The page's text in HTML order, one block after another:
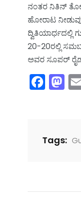
ನಂತರ ನಿತಿನ್
ಹೋರಾಟ
ದ್ವಿತಿಯಾರ್ಧದಲ್ಲಿ
20-20ರಲ್ಲಿ
ಅವರ ಸೂಪರ್
Tags: